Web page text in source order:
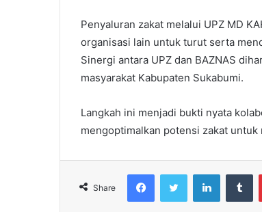
Penyaluran zakat melalui UPZ MD
organisasi lain untuk turut serta
Sinergi antara UPZ dan BAZNAS
masyarakat Kabupaten Sukabumi.
Langkah ini menjadi bukti nyata
mengoptimalkan potensi zakat
Share
FacebookTwitter LinkedIn